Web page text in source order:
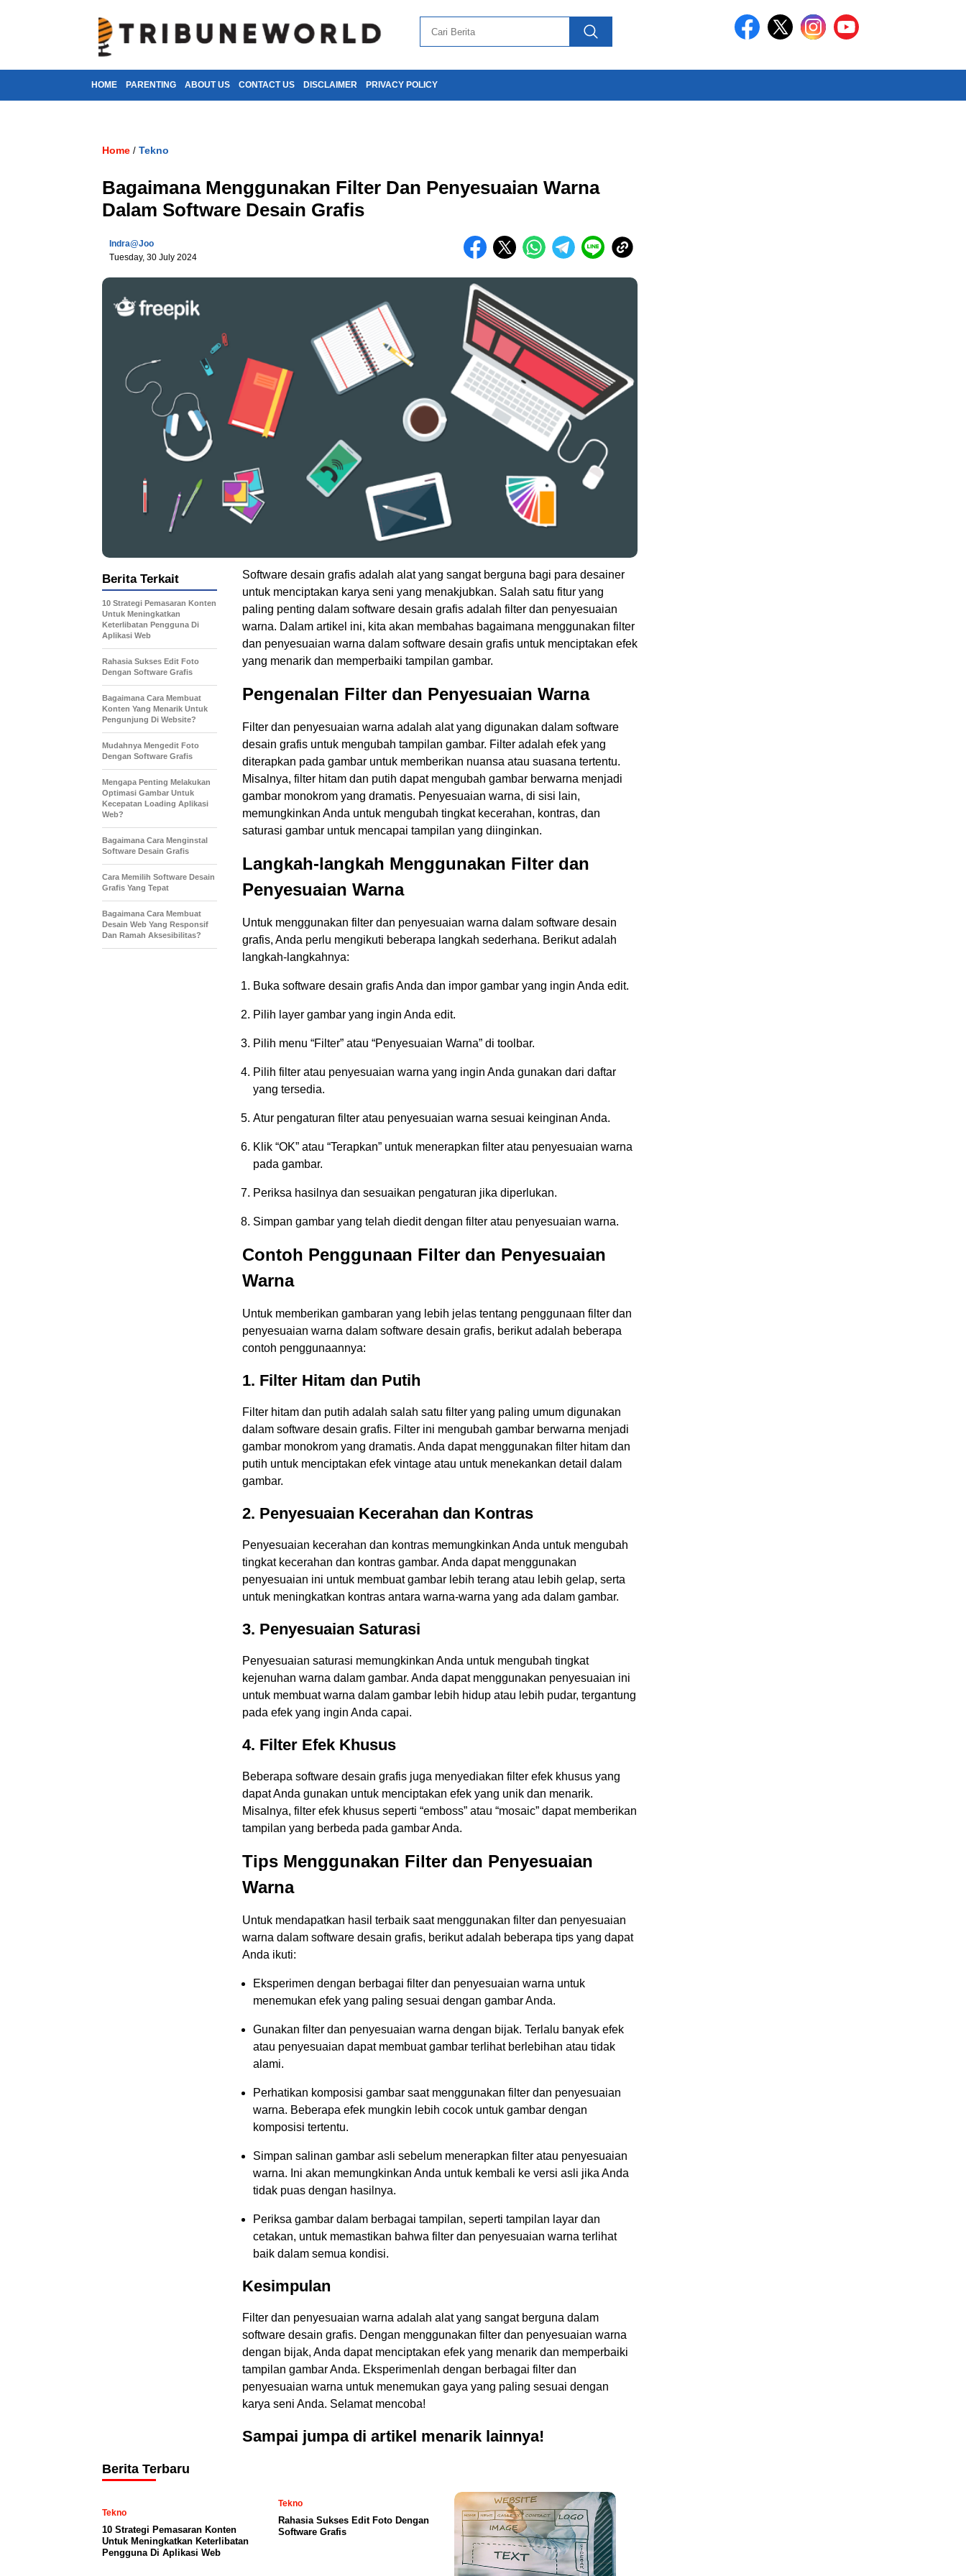
HOME PARENTING ABOUT US CONTACT US DISCLAIMER PRIVACY POLICY
Home / Tekno
Bagaimana Menggunakan Filter Dan Penyesuaian Warna
Dalam Software Desain Grafis
Indra@joo
Tuesday, 30 July 2024
Software desain grafis adalah alat yang sangat berguna bagi para desainer
untuk menciptakan karya seni yang menakjubkan. Salah satu fitur yang
paling penting dalam software desain grafis adalah filter dan penyesuaian
warna. Dalam artikel ini, kita akan membahas bagaimana menggunakan filter
dan penyesuaian warna dalam software desain grafis untuk menciptakan efek
yang menarik dan memperbaiki tampilan gambar.
Pengenalan Filter dan Penyesuaian Warna
Filter dan penyesuaian warna adalah alat yang digunakan dalam software
desain grafis untuk mengubah tampilan gambar. Filter adalah efek yang
diterapkan pada gambar untuk memberikan nuansa atau suasana tertentu.
Misalnya, filter hitam dan putih dapat mengubah gambar berwarna menjadi
gambar monokrom yang dramatis. Penyesuaian warna, di sisi lain,
memungkinkan Anda untuk mengubah tingkat kecerahan, kontras, dan
saturasi gambar untuk mencapai tampilan yang diinginkan.
Langkah-langkah Menggunakan Filter dan
Penyesuaian Warna
Untuk menggunakan filter dan penyesuaian warna dalam software desain
grafis, Anda perlu mengikuti beberapa langkah sederhana. Berikut adalah
langkah-langkahnya:
Buka software desain grafis Anda dan impor gambar yang ingin Anda edit.
Pilih layer gambar yang ingin Anda edit.
Pilih menu “Filter” atau “Penyesuaian Warna” di toolbar.
Pilih filter atau penyesuaian warna yang ingin Anda gunakan dari daftar
yang tersedia.
Atur pengaturan filter atau penyesuaian warna sesuai keinginan Anda.
Klik “OK” atau “Terapkan” untuk menerapkan filter atau penyesuaian warna
pada gambar.
Periksa hasilnya dan sesuaikan pengaturan jika diperlukan.
Simpan gambar yang telah diedit dengan filter atau penyesuaian warna.
Contoh Penggunaan Filter dan Penyesuaian
Warna
Untuk memberikan gambaran yang lebih jelas tentang penggunaan filter dan
penyesuaian warna dalam software desain grafis, berikut adalah beberapa
contoh penggunaannya:
1. Filter Hitam dan Putih
Filter hitam dan putih adalah salah satu filter yang paling umum digunakan
dalam software desain grafis. Filter ini mengubah gambar berwarna menjadi
gambar monokrom yang dramatis. Anda dapat menggunakan filter hitam dan
putih untuk menciptakan efek vintage atau untuk menekankan detail dalam
gambar.
2. Penyesuaian Kecerahan dan Kontras
Penyesuaian kecerahan dan kontras memungkinkan Anda untuk mengubah
tingkat kecerahan dan kontras gambar. Anda dapat menggunakan
penyesuaian ini untuk membuat gambar lebih terang atau lebih gelap, serta
untuk meningkatkan kontras antara warna-warna yang ada dalam gambar.
3. Penyesuaian Saturasi
Penyesuaian saturasi memungkinkan Anda untuk mengubah tingkat
kejenuhan warna dalam gambar. Anda dapat menggunakan penyesuaian ini
untuk membuat warna dalam gambar lebih hidup atau lebih pudar, tergantung
pada efek yang ingin Anda capai.
4. Filter Efek Khusus
Beberapa software desain grafis juga menyediakan filter efek khusus yang
dapat Anda gunakan untuk menciptakan efek yang unik dan menarik.
Misalnya, filter efek khusus seperti “emboss” atau “mosaic” dapat memberikan
tampilan yang berbeda pada gambar Anda.
Tips Menggunakan Filter dan Penyesuaian
Warna
Untuk mendapatkan hasil terbaik saat menggunakan filter dan penyesuaian
warna dalam software desain grafis, berikut adalah beberapa tips yang dapat
Anda ikuti:
Eksperimen dengan berbagai filter dan penyesuaian warna untuk
menemukan efek yang paling sesuai dengan gambar Anda.
Gunakan filter dan penyesuaian warna dengan bijak. Terlalu banyak efek
atau penyesuaian dapat membuat gambar terlihat berlebihan atau tidak
alami.
Perhatikan komposisi gambar saat menggunakan filter dan penyesuaian
warna. Beberapa efek mungkin lebih cocok untuk gambar dengan
komposisi tertentu.
Simpan salinan gambar asli sebelum menerapkan filter atau penyesuaian
warna. Ini akan memungkinkan Anda untuk kembali ke versi asli jika Anda
tidak puas dengan hasilnya.
Periksa gambar dalam berbagai tampilan, seperti tampilan layar dan
cetakan, untuk memastikan bahwa filter dan penyesuaian warna terlihat
baik dalam semua kondisi.
Kesimpulan
Filter dan penyesuaian warna adalah alat yang sangat berguna dalam
software desain grafis. Dengan menggunakan filter dan penyesuaian warna
dengan bijak, Anda dapat menciptakan efek yang menarik dan memperbaiki
tampilan gambar Anda. Eksperimenlah dengan berbagai filter dan
penyesuaian warna untuk menemukan gaya yang paling sesuai dengan
karya seni Anda. Selamat mencoba!
Sampai jumpa di artikel menarik lainnya!
Berita Terkait
10 Strategi Pemasaran Konten
Untuk Meningkatkan
Keterlibatan Pengguna Di
Aplikasi Web
Rahasia Sukses Edit Foto
Dengan Software Grafis
Bagaimana Cara Membuat
Konten Yang Menarik Untuk
Pengunjung Di Website?
Mudahnya Mengedit Foto
Dengan Software Grafis
Mengapa Penting Melakukan
Optimasi Gambar Untuk
Kecepatan Loading Aplikasi
Web?
Bagaimana Cara Menginstal
Software Desain Grafis
Cara Memilih Software Desain
Grafis Yang Tepat
Bagaimana Cara Membuat
Desain Web Yang Responsif
Dan Ramah Aksesibilitas?
Berita Terbaru
Tekno
10 Strategi Pemasaran Konten
Untuk Meningkatkan Keterlibatan
Pengguna Di Aplikasi Web
Tekno
Rahasia Sukses Edit Foto Dengan
Software Grafis